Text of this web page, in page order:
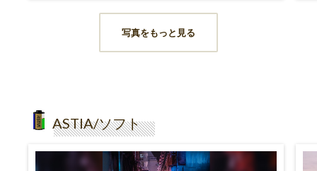
写真をもっと見る
ASTIA/ソフト